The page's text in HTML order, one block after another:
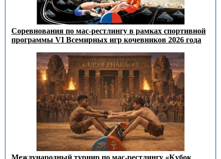
Соревнования по мас-рестлингу в рамках спортивной
программы VI Всемирных игр кочевников 2026 года
Международный турнир по мас-рестлингу «Кубок